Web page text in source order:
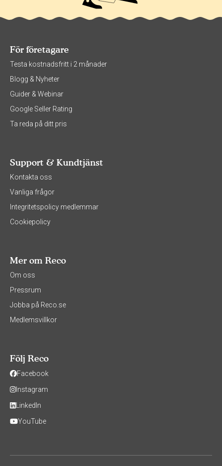
För företagare
Testa kostnadsfritt i 2 månader
Blogg & Nyheter
Guider & Webinar
Google Seller Rating
Ta reda på ditt pris
Support & Kundtjänst
Kontakta oss
Vanliga frågor
Integritetspolicy medlemmar
Cookiepolicy
Mer om Reco
Om oss
Pressrum
Jobba på Reco.se
Medlemsvillkor
Följ Reco
Facebook
Instagram
LinkedIn
YouTube